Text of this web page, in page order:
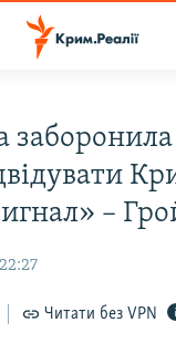
заборонила
–
Читати без VPN